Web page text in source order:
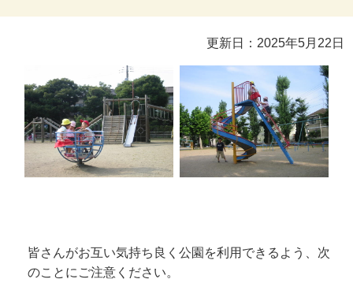
更新日：2025年5月22日
皆さんがお互い気持ち良く公園を利用できるよう、次
のことにご注意ください。